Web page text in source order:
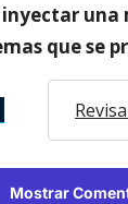
una
que se
Mostrar